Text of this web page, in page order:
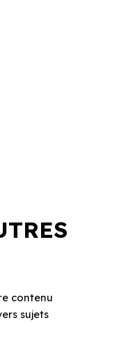
contenu
sujets